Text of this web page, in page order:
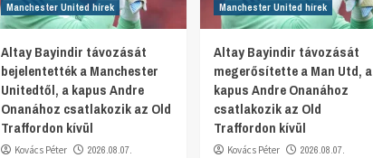
Manchester United hírek
Altay Bayindir távozását
bejelentették a Manchester
Unitedtől, a kapus Andre
Onanához csatlakozik az Old
Traffordon kívül
Kovács Péter 2026.08.07.
Manchester United hírek
Altay Bayindir távozását
megerősítette a Man Utd, a
kapus Andre Onanához
csatlakozik az Old
Traffordon kívül
Kovács Péter 2026.08.07.